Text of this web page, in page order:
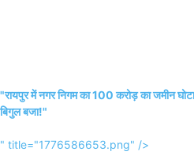
"रायपुर में नगर निगम का 100 करोड़ का जमीन
बिगुल बजा!"
" title="1776586653.png" />